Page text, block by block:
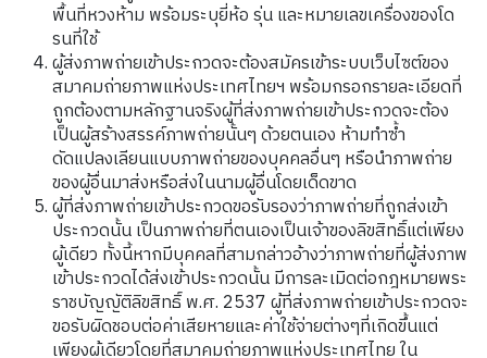
พื้นที่หวงห้าม พร้อมระบุยี่ห้อ รุ่น และหมายเลขเครื่องของโด
รนที่ใช้
ผู้ส่งภาพถ่ายเข้าประกวดจะต้องสมัครเข้าระบบเว็บไซต์ของ
สมาคมถ่ายภาพแห่งประเทศไทยฯ พร้อมกรอกรายละเอียดที่
ถูกต้องตามหลักฐานจริงผู้ที่ส่งภาพถ่ายเข้าประกวดจะต้อง
เป็นผู้สร้างสรรค์ภาพถ่ายนั้นๆ ด้วยตนเอง ห้ามทำซ้ำ
ดัดแปลงเลียนแบบภาพถ่ายของบุคคลอื่นๆ หรือนำภาพถ่าย
ของผู้อื่นมาส่งหรือส่งในนามผู้อื่นโดยเด็ดขาด
ผู้ที่ส่งภาพถ่ายเข้าประกวดขอรับรองว่าภาพถ่ายที่ถูกส่งเข้า
ประกวดนั้น เป็นภาพถ่ายที่ตนเองเป็นเจ้าของลิขสิทธิ์แต่เพียง
ผู้เดียว ทั้งนี้หากมีบุคคลที่สามกล่าวอ้างว่าภาพถ่ายที่ผู้ส่งภาพ
เข้าประกวดได้ส่งเข้าประกวดนั้น มีการละเมิดต่อกฎหมายพระ
ราชบัญญัติลิขสิทธิ์ พ.ศ. 2537 ผู้ที่ส่งภาพถ่ายเข้าประกวดจะ
ขอรับผิดชอบต่อค่าเสียหายและค่าใช้จ่ายต่างๆที่เกิดขึ้นแต่
เพียงผู้เดียวโดยที่สมาคมถ่ายภาพแห่งประเทศไทย ใน